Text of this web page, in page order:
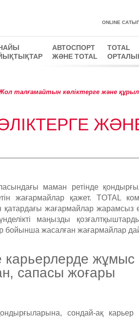
ONLINE
АВТОСПОРТ
ЖӘНЕ TOTAL
TOTAL
талғамайтын көліктерге және
маман ретінде
жағармайлар қажет. TOTAL
жағармайлар жарамсыз
маңызды
бойынша жасалған жағармайлар
жұмыс
сапасы жоғары
сондай-ақ карьер